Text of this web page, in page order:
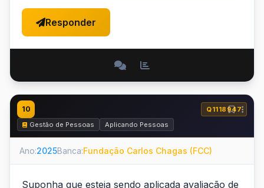
Responder
10
Q1118947
Gestão de Pessoas
Aplicando Pessoas
Ano:2025Banca:Fundação Carlos Chagas (FCC)
Suponha que esteja sendo aplicada avaliação de